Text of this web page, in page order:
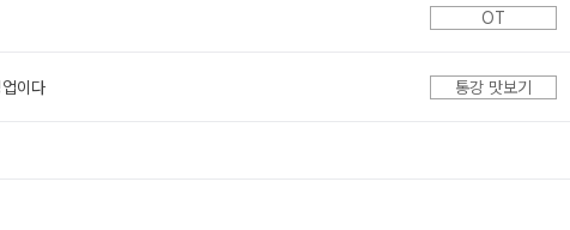
OT
이다 통강 맛보기